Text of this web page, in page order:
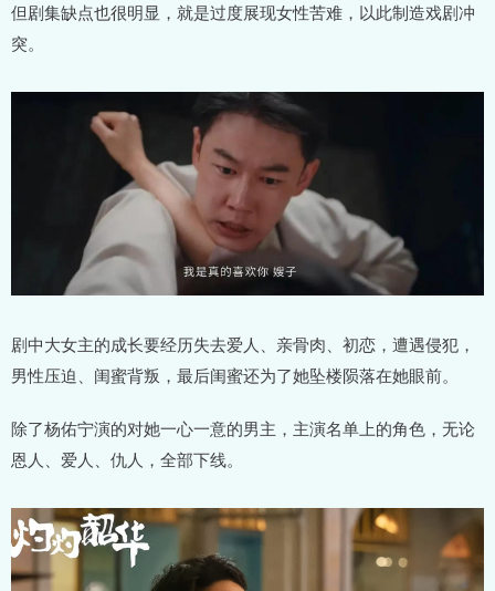
但剧集缺点也很明显，就是过度展现女性苦难，以此制造戏剧冲
突。
剧中大女主的成长要经历失去爱人、亲骨肉、初恋，遭遇侵犯，
男性压迫、闺蜜背叛，最后闺蜜还为了她坠楼陨落在她眼前。
除了杨佑宁演的对她一心一意的男主，主演名单上的角色，无论
恩人、爱人、仇人，全部下线。